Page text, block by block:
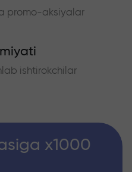
promo-aksiyalar
ishtirokchilar
x1000